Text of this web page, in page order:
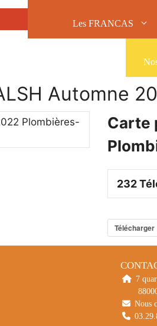
Les FRANCAS
Automne
Carte
232
Télécharger
7
Nous